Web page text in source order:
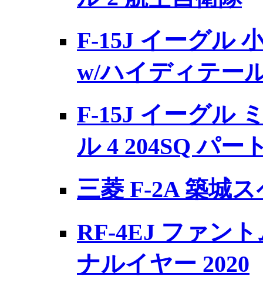
F-15J イーグル
w/ハイディテー
F-15J イーグル
ル 4 204SQ パー
三菱 F-2A 築城
RF-4EJ ファント
ナルイヤー 2020